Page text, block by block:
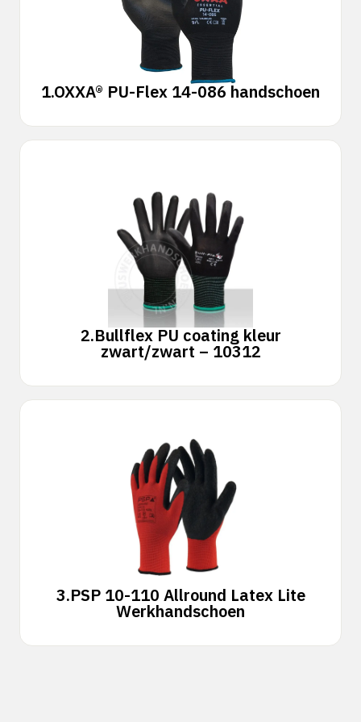
1.OXXA® PU-Flex 14-086 handschoen
2.Bullflex PU coating kleur
zwart/zwart – 10312
3.PSP 10-110 Allround Latex Lite
Werkhandschoen